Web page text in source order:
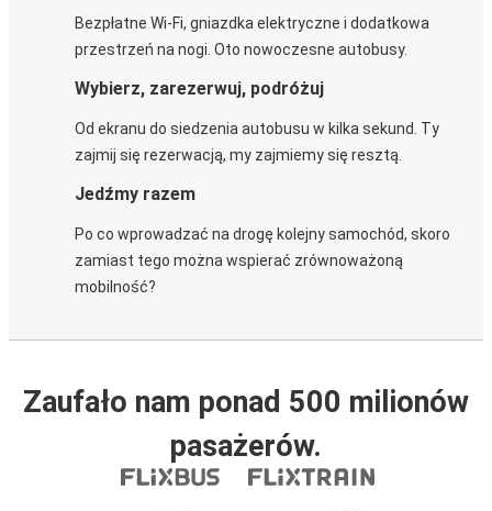
Bezpłatne Wi-Fi, gniazdka elektryczne i dodatkowa
przestrzeń na nogi. Oto nowoczesne autobusy.
Wybierz, zarezerwuj, podróżuj
Od ekranu do siedzenia autobusu w kilka sekund. Ty
zajmij się rezerwacją, my zajmiemy się resztą.
Jedźmy razem
Po co wprowadzać na drogę kolejny samochód, skoro
zamiast tego można wspierać zrównoważoną
mobilność?
Zaufało nam ponad 500 milionów
pasażerów.